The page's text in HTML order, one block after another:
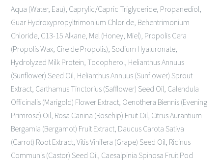
Aqua (Water, Eau), Caprylic/Capric Triglyceride, Propanediol,
Guar Hydroxypropyltrimonium Chloride, Behentrimonium
Chloride, C13-15 Alkane, Mel (Honey, Miel), Propolis Cera
(Propolis Wax, Cire de Propolis), Sodium Hyaluronate,
Hydrolyzed Milk Protein, Tocopherol, Helianthus Annuus
(Sunflower) Seed Oil, Helianthus Annuus (Sunflower) Sprout
Extract, Carthamus Tinctorius (Safflower) Seed Oil, Calendula
Officinalis (Marigold) Flower Extract, Oenothera Biennis (Evening
Primrose) Oil, Rosa Canina (Rosehip) Fruit Oil, Citrus Aurantium
Bergamia (Bergamot) Fruit Extract, Daucus Carota Sativa
(Carrot) Root Extract, Vitis Vinifera (Grape) Seed Oil, Ricinus
Communis (Castor) Seed Oil, Caesalpinia Spinosa Fruit Pod